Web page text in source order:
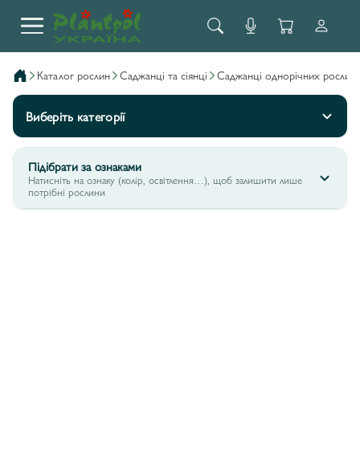
каталог рослин саджанці та сіянці саджанці однорічних рослин
Виберіть категорії
Підібрати за ознаками
Натисніть на ознаку (колір, освітлення…), щоб залишити лише
потрібні рослини